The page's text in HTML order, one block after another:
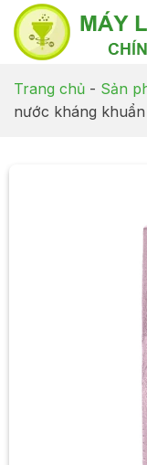
Chuyển
đến
nội
dung
Trang chủ - Sản
nước kháng